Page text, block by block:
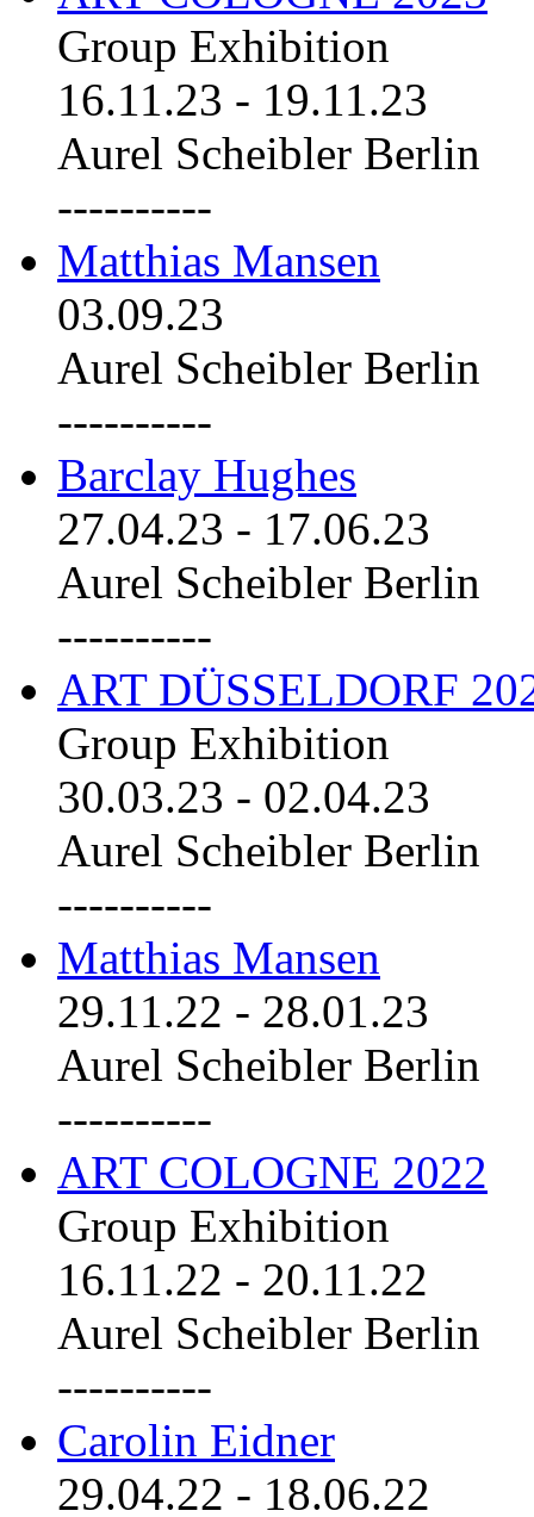
Group Exhibition
16.11.23 - 19.11.23
Aurel Scheibler Berlin
----------
Matthias Mansen
03.09.23
Aurel Scheibler Berlin
----------
Barclay Hughes
27.04.23 - 17.06.23
Aurel Scheibler Berlin
----------
ART DÜSSELDORF
Group Exhibition
30.03.23 - 02.04.23
Aurel Scheibler Berlin
----------
Matthias Mansen
29.11.22 - 28.01.23
Aurel Scheibler Berlin
----------
ART COLOGNE 2022
Group Exhibition
16.11.22 - 20.11.22
Aurel Scheibler Berlin
----------
Carolin Eidner
29.04.22 - 18.06.22